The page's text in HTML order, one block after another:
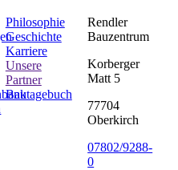
Philosophie
Geschichte
Karriere
Unsere
Partner
Bautagebuch
Rendler
Bauzentrum
Korberger
Matt 5
77704
Oberkirch
07802/9288-
0